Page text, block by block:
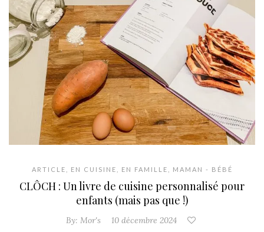
ARTICLE EN CUISINE EN FAMILLE MAMAN - BÉBÉ
CLÔCH : Un livre de cuisine personnalisé pour
enfants (mais pas que !)
By: Mor's 10 décembre 2024